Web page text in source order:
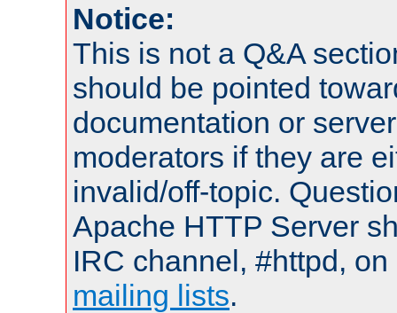
Notice:
This is not a Q&A
should be pointed
documentation or
moderators if they are
invalid/off-topic.
Apache HTTP Server
IRC channel, #httpd,
mailing lists.